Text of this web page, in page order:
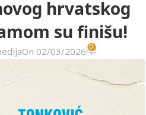
hrvatskog
su finišu!
On 02/03/2026 0